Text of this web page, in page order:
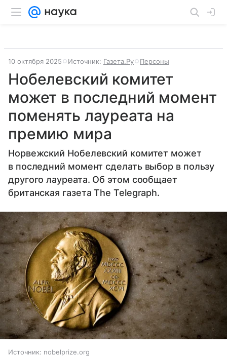
10 октября 2025 Источник: Газета.Ру Персоны
Нобелевский комитет
может в последний момент
поменять лауреата на
премию мира
Норвежский Нобелевский комитет может
в последний момент сделать выбор в пользу
другого лауреата. Об этом сообщает
британская газета The Telegraph.
Источник: nobelprize.org